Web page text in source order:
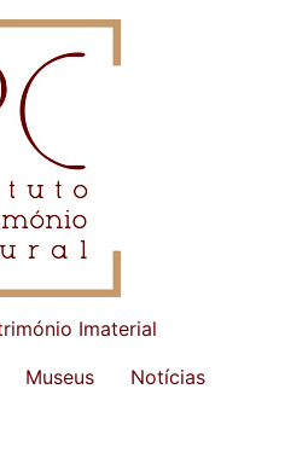
Imaterial
Museus
Notícias